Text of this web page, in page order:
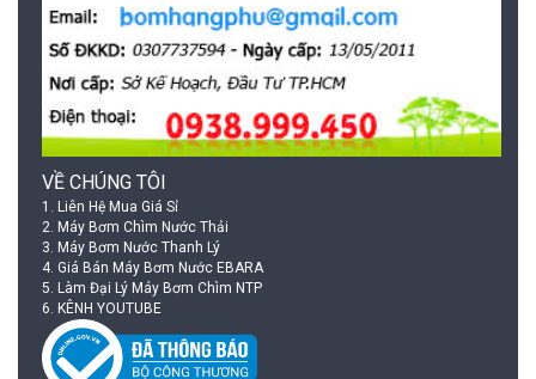
VỀ CHÚNG TÔI
1. Liên Hệ Mua Giá Sỉ
2. Máy Bơm Chìm Nước Thải
3. Máy Bơm Nước Thanh Lý
4. Giá Bán Máy Bơm Nước EBARA
5. Làm Đại Lý Máy Bơm Chìm NTP
6. KÊNH YOUTUBE